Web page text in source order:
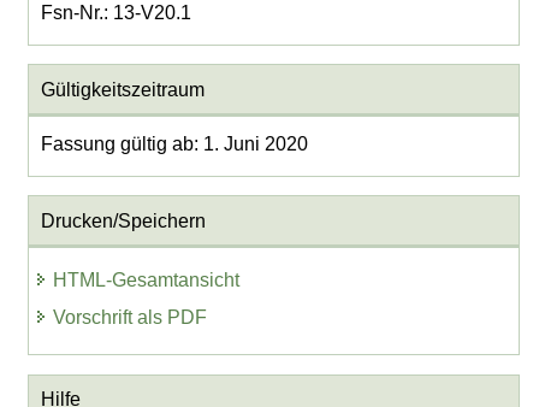
Fsn-Nr.: 13-V20.1
Gültigkeitszeitraum
Fassung gültig ab: 1. Juni 2020
Drucken/Speichern
HTML-Gesamtansicht
Vorschrift als PDF
Hilfe